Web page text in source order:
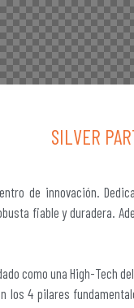
SILVER
de innovación.
fiable y duradera.
como una High-Tech
los 4 pilares